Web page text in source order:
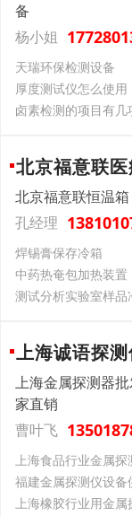
备
杨小姐
天瑞环保检测设备
厚度测试仪怎么使用
卤素检测的项目有几
北京福意联
北京福意联恒温
孔经理
焊锡膏保存冷箱
中药热奄包加热装置
测试分析实验室样品
上海诚语探
上海金属探测器
家直销
曹叶飞
上海食品行业金属探
福建金属探测仪设
上海橡胶行业用金